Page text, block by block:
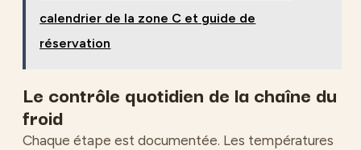
calendrier de la zone C et guide de
réservation
Le contrôle quotidien de la chaîne du
froid
Chaque étape est documentée. Les températures